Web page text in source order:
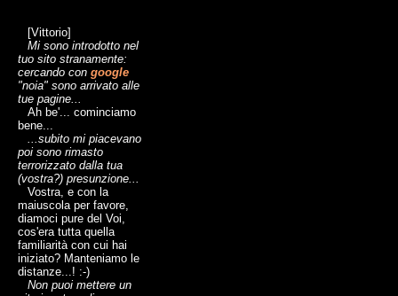
[Vittorio]
Mi sono introdotto nel
tuo sito stranamente:
cercando con google
"noia" sono arrivato alle
tue pagine...
Ah be'... cominciamo
bene...
...subito mi piacevano
poi sono rimasto
terrorizzato dalla tua
(vostra?) presunzione...
Vostra, e con la
maiuscola per favore,
diamoci pure del Voi,
cos'era tutta quella
familiarità con cui hai
iniziato? Manteniamo le
distanze...! :-)
Non puoi mettere un